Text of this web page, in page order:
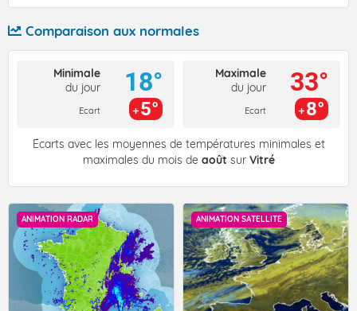
Comparaison aux normales
Minimale
du jour
Ecart
18°
5°
Maximale
du jour
Ecart
33°
8°
Écarts avec les moyennes de températures minimales et
maximales du mois de août sur Vitré
ANIMATION RADAR ANIMATION SATELLITE